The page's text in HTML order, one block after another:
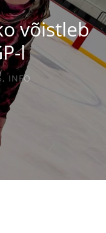
võistleb
l
,INFO